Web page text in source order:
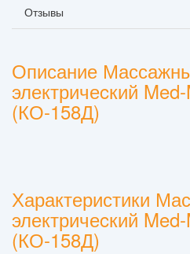
Отзывы
Описание
электричеcкий
(КО-158Д)
Характеристики
электричеcкий
(КО-158Д)